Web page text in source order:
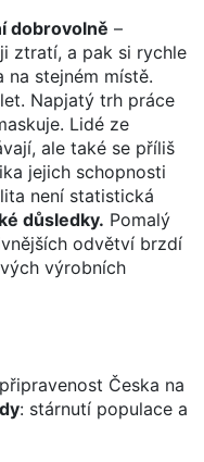
dobrovolně –
ztratí, a pak si rychle
na stejném místě.
Napjatý trh práce
Lidé ze
ale také se příliš
jejich schopnosti
není statistická
důsledky. Pomalý
odvětví brzdí
výrobních
Česka na
: stárnutí populace a